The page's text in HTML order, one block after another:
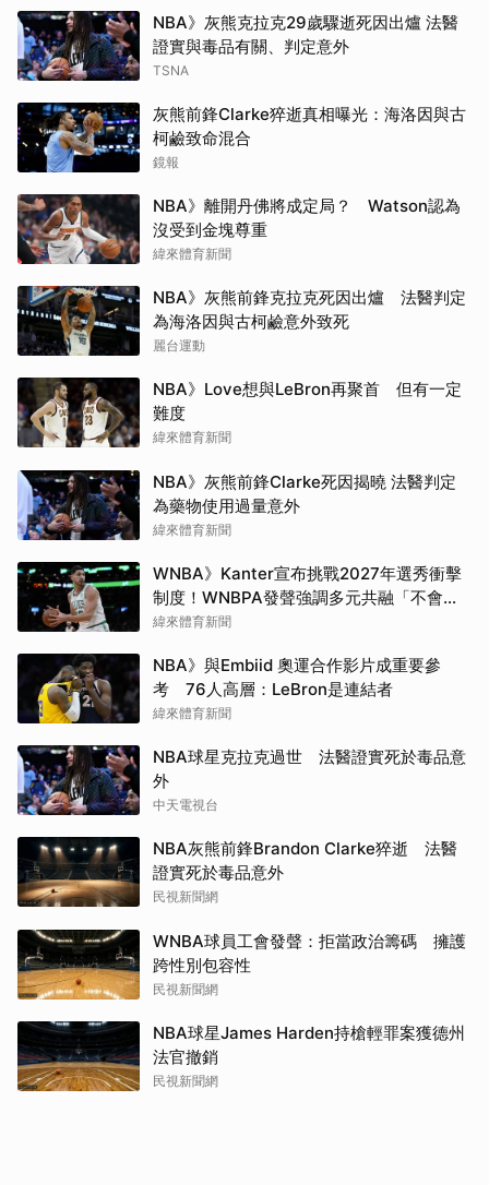
NBA》灰熊克拉克29歲驟逝死因出爐 法醫
證實與毒品有關、判定意外
TSNA
灰熊前鋒Clarke猝逝真相曝光：海洛因與古
柯鹼致命混合
鏡報
NBA》離開丹佛將成定局？ Watson認為
沒受到金塊尊重
緯來體育新聞
NBA》灰熊前鋒克拉克死因出爐 法醫判定
為海洛因與古柯鹼意外致死
麗台運動
NBA》Love想與LeBron再聚首 但有一定
難度
緯來體育新聞
NBA》灰熊前鋒Clarke死因揭曉 法醫判定
為藥物使用過量意外
緯來體育新聞
WNBA》Kanter宣布挑戰2027年選秀衝擊
制度！WNBPA發聲強調多元共融「不會成
為政治棋子」
緯來體育新聞
NBA》與Embiid 奧運合作影片成重要參
考 76人高層：LeBron是連結者
緯來體育新聞
NBA球星克拉克過世 法醫證實死於毒品意
外
中天電視台
NBA灰熊前鋒Brandon Clarke猝逝 法醫
證實死於毒品意外
民視新聞網
WNBA球員工會發聲：拒當政治籌碼 擁護
跨性別包容性
民視新聞網
NBA球星James Harden持槍輕罪案獲德州
法官撤銷
民視新聞網